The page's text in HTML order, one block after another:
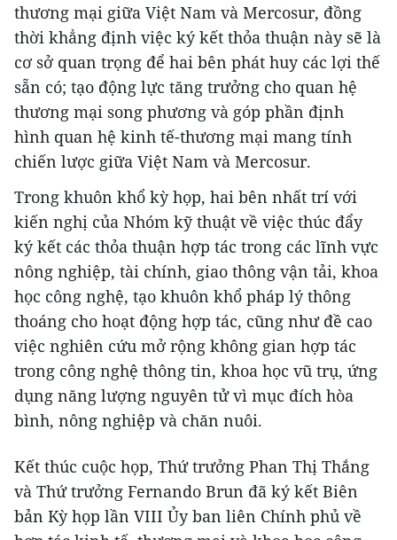
thương mại giữa Việt Nam và Mercosur, đồng
thời khẳng định việc ký kết thỏa thuận này sẽ là
cơ sở quan trọng để hai bên phát huy các lợi thế
sẵn có; tạo động lực tăng trưởng cho quan hệ
thương mại song phương và góp phần định
hình quan hệ kinh tế-thương mại mang tính
chiến lược giữa Việt Nam và Mercosur.
Trong khuôn khổ kỳ họp, hai bên nhất trí với
kiến nghị của Nhóm kỹ thuật về việc thúc đẩy
ký kết các thỏa thuận hợp tác trong các lĩnh vực
nông nghiệp, tài chính, giao thông vận tải, khoa
học công nghệ, tạo khuôn khổ pháp lý thông
thoáng cho hoạt động hợp tác, cũng như đề cao
việc nghiên cứu mở rộng không gian hợp tác
trong công nghệ thông tin, khoa học vũ trụ, ứng
dụng năng lượng nguyên tử vì mục đích hòa
bình, nông nghiệp và chăn nuôi.
Kết thúc cuộc họp, Thứ trưởng Phan Thị Thắng
và Thứ trưởng Fernando Brun đã ký kết Biên
bản Kỳ họp lần VIII Ủy ban liên Chính phủ về